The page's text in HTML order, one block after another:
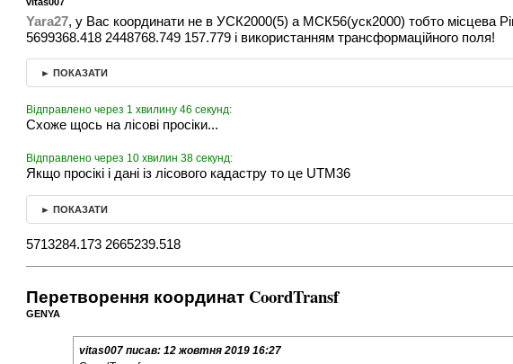
Yara27, у Вас координати не в УСК2000(5) а МСК56(уск2000) тобто місцева
5699368.418 2448768.749 157.779 і використанням трансформаційного поля!
► ПОКАЗАТИ
Відправлено через 1 хвилину 46 секунд:
Схоже щось на лісові просіки...
Відправлено через 10 хвилин 38 секунд:
Якщо просікі і дані із лісового кадастру то це UTM36
► ПОКАЗАТИ
5713284.173 2665239.518
Перетворення координат CoordTransf
GENYA
vitas007писав: 12 жовтня 2019 16:27